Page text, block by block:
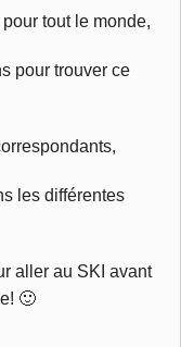
tout le monde,
pour trouver ce
les différentes
aller au SKI avant
🙂